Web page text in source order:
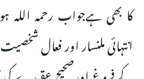
کا بھی ہےجواب رحمہ
انتہائی ملنسار اور فعال